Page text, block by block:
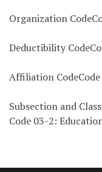
Organization
Deductibility
Affiliation
Subsection and
Code 03-2: